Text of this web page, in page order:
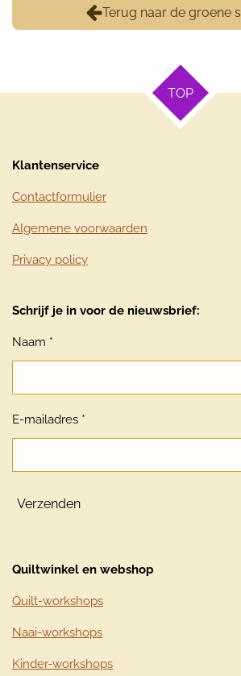
Terug naar de groene
TOP
Klantenservice
Contactformulier
Algemene voorwaarden
Privacy policy
Schrijf je in voor de nieuwsbrief:
Naam *
E-mailadres *
Verzenden
Quiltwinkel en webshop
Quilt-workshops
Naai-workshops
Kinder-workshops